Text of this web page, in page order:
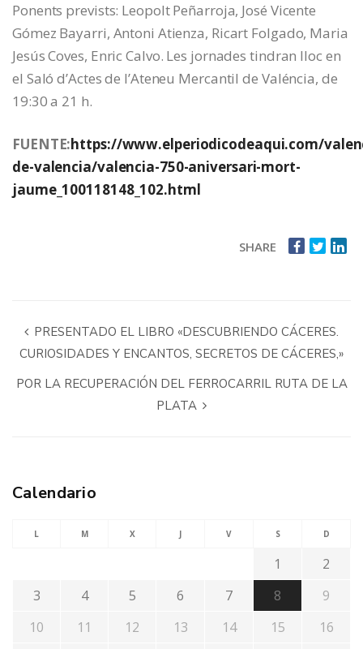
Ponents prevists: Leopolt Peñarroja, José Vicente
Gómez Bayarri, Antoni Atienza, Ricart Folgado, Maria
Jesús Coves, Enric Calvo. Les jornades tindran lloc en
el Saló d’Actes de l’Ateneu Mercantil de Valéncia, de
19:30 a 21 h.
FUENTE:https://www.elperiodicodeaqui.com/
de-valencia/valencia-750-aniversari-mort-
jaume_100118148_102.html
SHARE
PRESENTADO EL LIBRO «DESCUBRIENDO CÁCERES.
CURIOSIDADES Y ENCANTOS, SECRETOS DE CÁCERES,»
POR LA RECUPERACIÓN DEL FERROCARRIL RUTA DE LA
PLATA
Calendario
L M X J V S D
1
2
3
4 5 6 7 8
9
10
11 12 13 14 15
16